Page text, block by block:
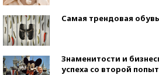
Самая трендовая обувь
Знаменитости и
успеха со второй